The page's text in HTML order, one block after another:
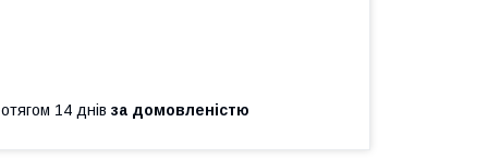
14 днів за домовленістю